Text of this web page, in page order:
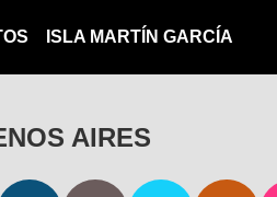
ISLA MARTÍN GARCÍA
AIRES